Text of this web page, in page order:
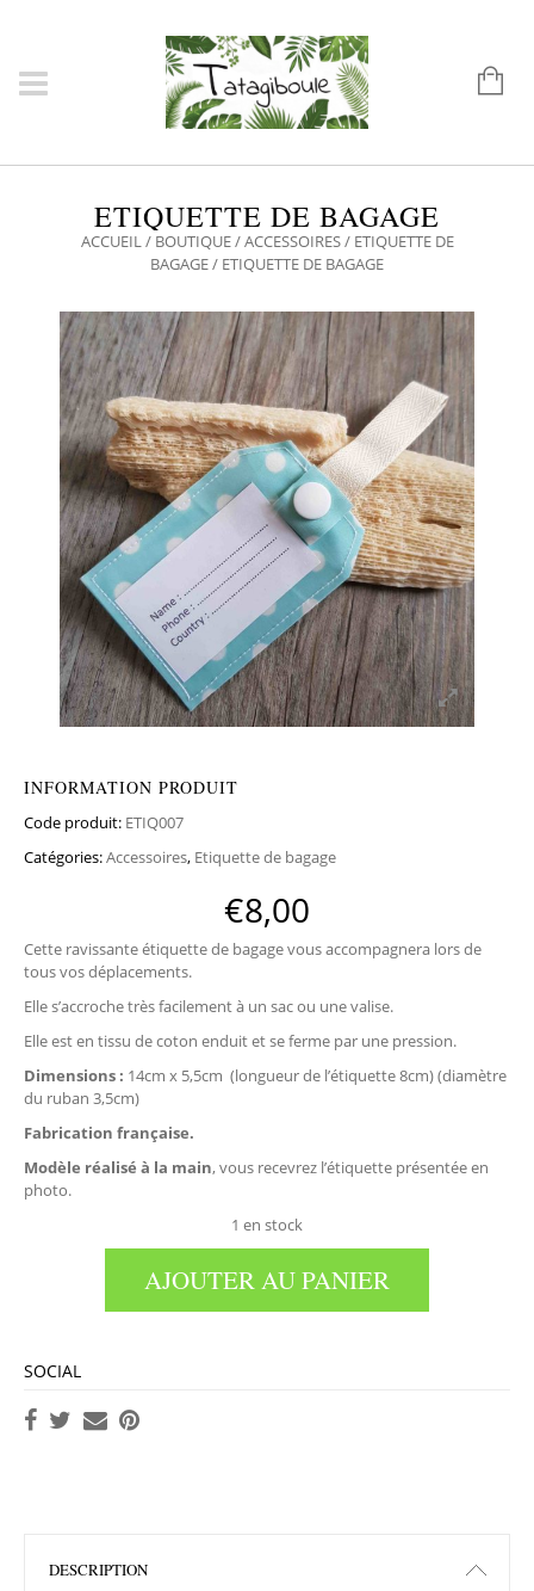
ETIQUETTE DE BAGAGE
ACCUEIL/ BOUTIQUE/ACCESSOIRES/ ETIQUETTE DE
BAGAGE/ ETIQUETTE DE BAGAGE
INFORMATION PRODUIT
Code produit: ETIQ007
Catégories:Accessoires, Etiquette de bagage
€8,00
Cette ravissante étiquette de bagage vous accompagnera lors de
tous vos déplacements.
Elle s’accroche très facilement à un sac ou une valise.
Elle est en tissu de coton enduit et se ferme par une pression.
Dimensions : 14cm x 5,5cm (longueur de l’étiquette 8cm) (diamètre
du ruban 3,5cm)
Fabrication française.
Modèle réalisé à la main, vous recevrez l’étiquette présentée en
photo.
1 en stock
AJOUTER AU PANIER
SOCIAL
DESCRIPTION